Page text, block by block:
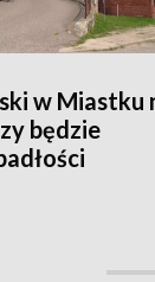
w Miastku
będzie